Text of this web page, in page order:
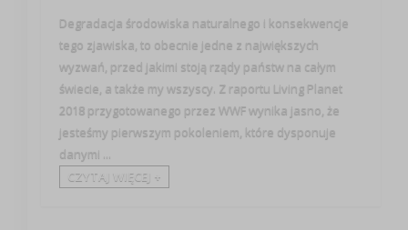
Degradacja środowiska naturalnego i konsekwencje
tego zjawiska, to obecnie jedne z największych
wyzwań, przed jakimi stoją rządy państw na całym
świecie, a także my wszyscy. Z raportu Living Planet
2018 przygotowanego przez WWF wynika jasno, że
jesteśmy pierwszym pokoleniem, które dysponuje
danymi ...
CZYTAJ WIĘCEJ +